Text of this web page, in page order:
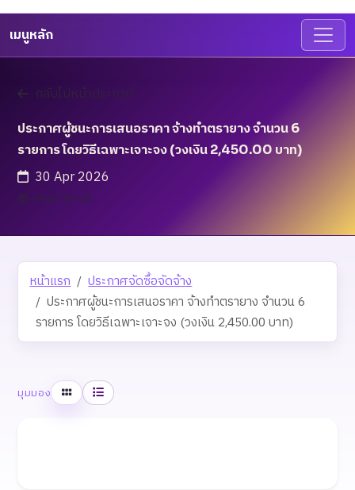
เมนูหลัก
กลับไปหน้าประกาศ
ประกาศผู้ชนะการเสนอราคา จ้างทำตรายาง จำนวน 6
รายการ โดยวิธีเฉพาะเจาะจง (วงเงิน 2,450.00 บาท)
30 Apr 2026
เข้าชม 15 ครั้ง
หน้าแรก
ประกาศจัดซื้อจัดจ้าง
ประกาศผู้ชนะการเสนอราคา จ้างทำตรายาง จำนวน 6
รายการ โดยวิธีเฉพาะเจาะจง (วงเงิน 2,450.00 บาท)
มุมมอง ตารางรายการ